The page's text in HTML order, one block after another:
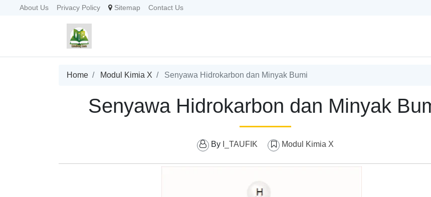
About Us Privacy Policy Sitemap Contact Us
Home Modul Kimia X Senyawa Hidrokarbon dan Minyak Bumi
Senyawa Hidrokarbon dan Minyak
By I_TAUFIK Modul Kimia X